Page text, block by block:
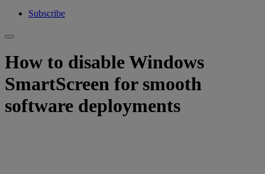
Subscribe
How to disable Windows
SmartScreen for smooth
software deployments